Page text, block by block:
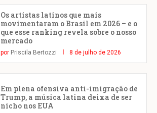
Os artistas latinos que mais
movimentaram o Brasil em 2026 – e o
que esse ranking revela sobre o nosso
mercado
por Priscila Bertozzi 8 de julho de 2026
Em plena ofensiva anti-imigração de
Trump, a música latina deixa de ser
nicho nos EUA